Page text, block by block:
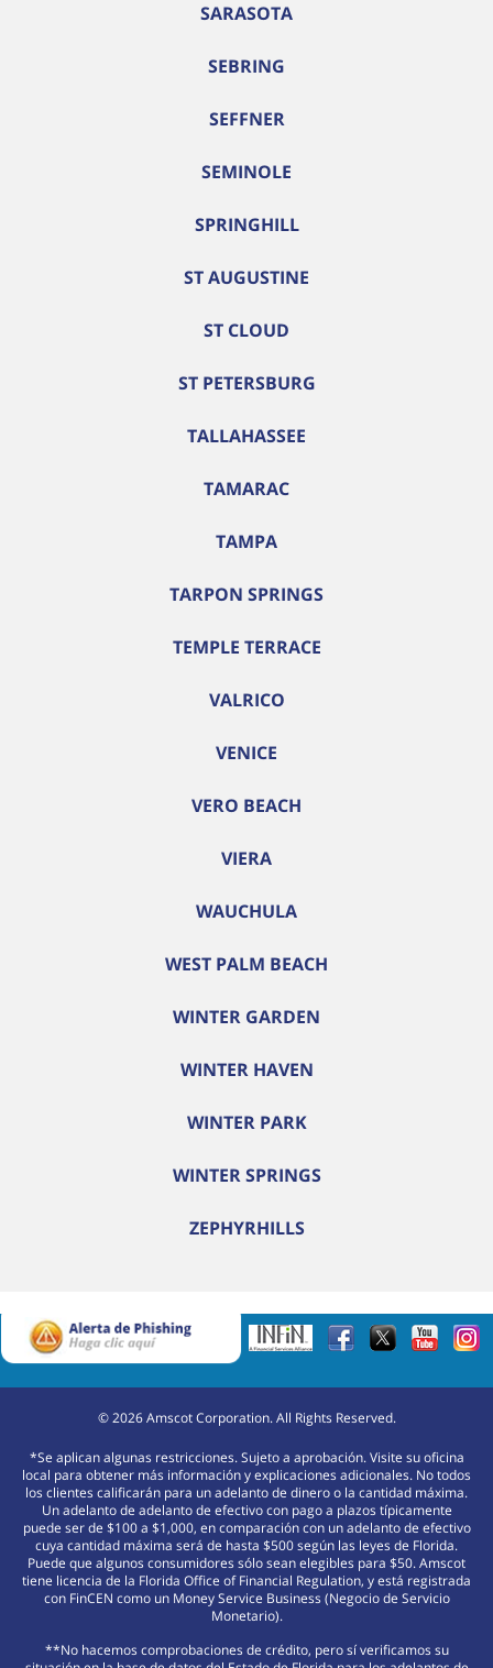
SARASOTA
SEBRING
SEFFNER
SEMINOLE
SPRINGHILL
ST AUGUSTINE
ST CLOUD
ST PETERSBURG
TALLAHASSEE
TAMARAC
TAMPA
TARPON SPRINGS
TEMPLE TERRACE
VALRICO
VENICE
VERO BEACH
VIERA
WAUCHULA
WEST PALM BEACH
WINTER GARDEN
WINTER HAVEN
WINTER PARK
WINTER SPRINGS
ZEPHYRHILLS
©2026Amscot Corporation. All Rights Reserved.
*Se aplican algunas restricciones. Sujeto a aprobación. Visite su oficina
local para obtener más información y explicaciones adicionales. No todos
los clientes calificarán para un adelanto de dinero o la cantidad máxima.
Un adelanto de adelanto de efectivo con pago a plazos típicamente
puede ser de $100 a $1,000, en comparación con un adelanto de efectivo
cuya cantidad máxima será de hasta $500 según las leyes de Florida.
Puede que algunos consumidores sólo sean elegibles para $50. Amscot
tiene licencia de la Florida Office of Financial Regulation, y está registrada
con FinCEN como un Money Service Business (Negocio de Servicio
Monetario).
**No hacemos comprobaciones de crédito, pero sí verificamos su